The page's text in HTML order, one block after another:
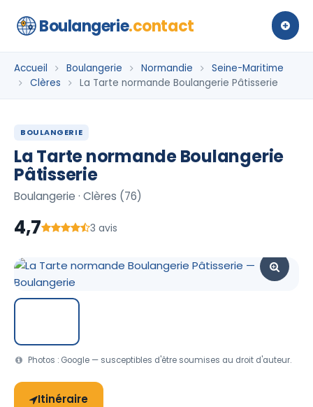
Boulangerie.contact
Accueil Boulangerie Normandie
Seine-Maritime
Clères
La Tarte normande Boulangerie Pâtisserie
BOULANGERIE
La Tarte normande Boulangerie
Pâtisserie
Boulangerie · Clères (76)
4,7 3 avis
Photos : Google — susceptibles d'être soumises au droit d'auteur.
Itinéraire